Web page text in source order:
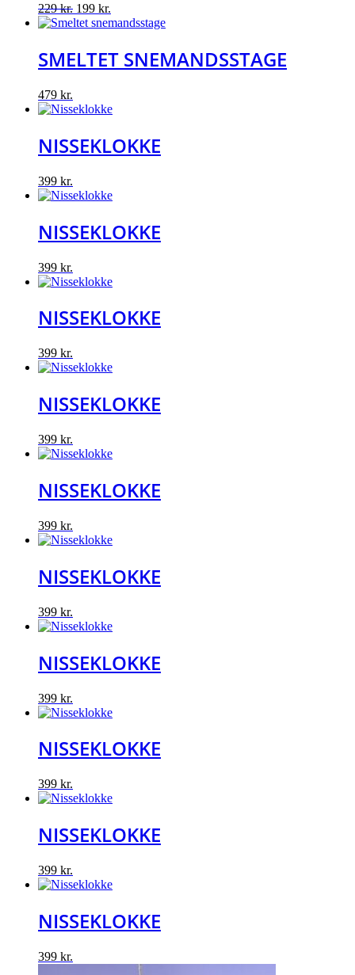
229kr. Original
price
229 kr..
199 kr.
price
199 kr..
SMELTET SNEMANDSSTAGE
479 kr.
NISSEKLOKKE
399 kr.
NISSEKLOKKE
399 kr.
NISSEKLOKKE
399 kr.
NISSEKLOKKE
399 kr.
NISSEKLOKKE
399 kr.
NISSEKLOKKE
399 kr.
NISSEKLOKKE
399 kr.
NISSEKLOKKE
399 kr.
NISSEKLOKKE
399 kr.
NISSEKLOKKE
399 kr.